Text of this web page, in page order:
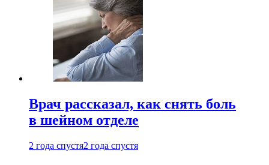
Врач рассказал, как снять боль
в шейном отделе
2 года спустя2 года спустя